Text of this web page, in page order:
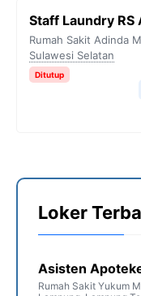
Staff Laundry
Rumah Sakit Adinda
Sulawesi Selatan
Ditutup
Loker
Asisten
Rumah Sakit Yukum